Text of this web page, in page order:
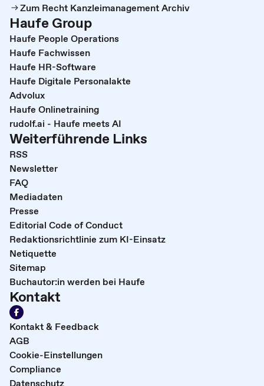
Zum Recht Kanzleimanagement Archiv
Haufe Group
Haufe People Operations
Haufe Fachwissen
Haufe HR-Software
Haufe Digitale Personalakte
Advolux
Haufe Onlinetraining
rudolf.ai - Haufe meets AI
Weiterführende Links
RSS
Newsletter
FAQ
Mediadaten
Presse
Editorial Code of Conduct
Redaktionsrichtlinie zum KI-Einsatz
Netiquette
Sitemap
Buchautor:in werden bei Haufe
Kontakt
Kontakt & Feedback
AGB
Cookie-Einstellungen
Compliance
Datenschutz